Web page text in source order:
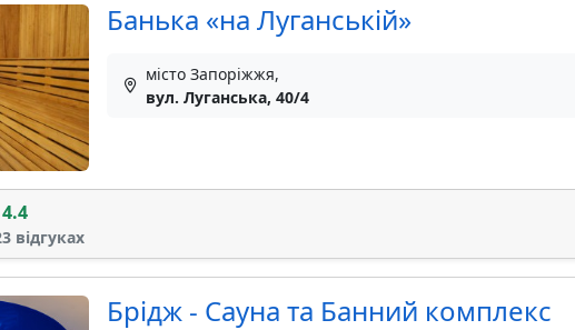
Банька «на Луганській»
місто Запоріжжя,
вул. Луганська, 40/4
4.4
відгуках
Брідж - Сауна та Банний комплекс